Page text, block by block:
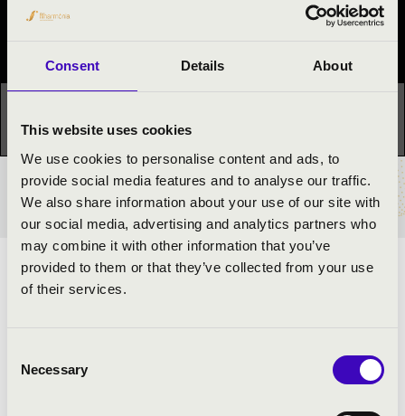
Consent Details About
This website uses cookies
We use cookies to personalise content and ads, to
provide social media features and to analyse our traffic.
We also share information about your use of our site with
our social media, advertising and analytics partners who
may combine it with other information that you’ve
provided to them or that they’ve collected from your use
of their services.
Selection
Necessary
programhoz:Orgonák éjszakája »
BÉRLET- ÉS JEGYÁRAK
Az orgonakoncert a Petőfi Kulturális Program keretében
valósul meg az Orgonák éjszakáján.